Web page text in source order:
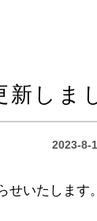
新しま
2023-8-
いたします。